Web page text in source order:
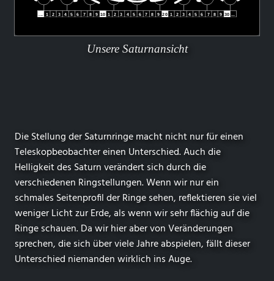
Unsere Saturnansicht
Die Stellung der Saturnringe macht nicht nur für einen
Teleskopbeobachter einen Unterschied. Auch die
Helligkeit des Saturn verändert sich durch die
verschiedenen Ringstellungen. Wenn wir nur ein
schmales Seitenprofil der Ringe sehen, reflektieren sie viel
weniger Licht zur Erde, als wenn wir sehr flächig auf die
Ringe schauen. Da wir hier aber von Veränderungen
sprechen, die sich über viele Jahre abspielen, fällt dieser
Unterschied niemanden wirklich ins Auge.